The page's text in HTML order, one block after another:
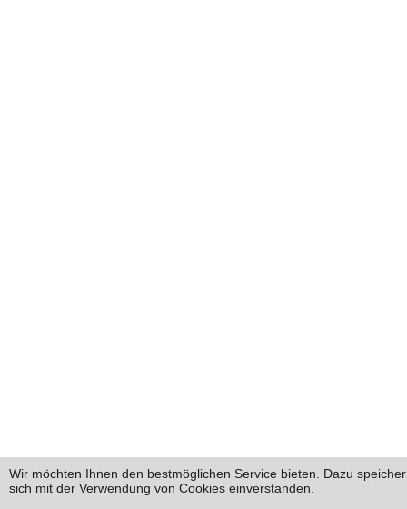
Wir möchten Ihnen den bestmöglichen Service bieten. Dazu
sich mit der Verwendung von Cookies einverstanden.